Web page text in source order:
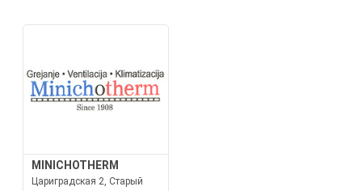
MINICHOTHERM
Цариградская 2, Старый